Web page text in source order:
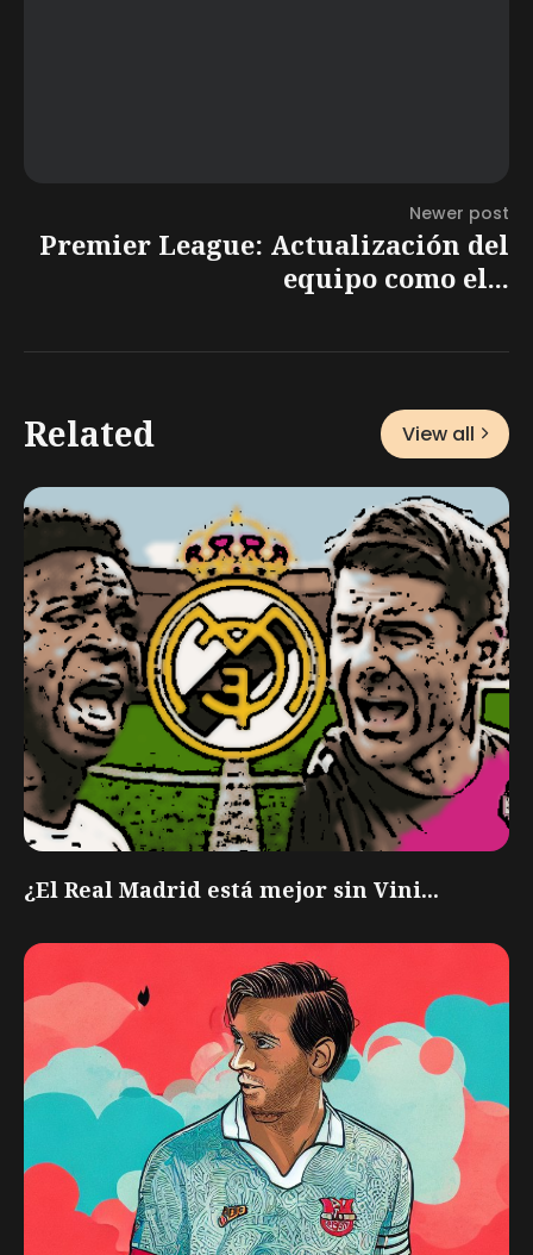
Newer post
Premier League: Actualización del
equipo como el...
Related View all
¿El Real Madrid está mejor sin Vini...